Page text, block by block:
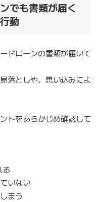
でも書類が届く
動
ドローンの書類が届いて
落としや、思い込みによ
トをあらかじめ確認して
る
いない
まう